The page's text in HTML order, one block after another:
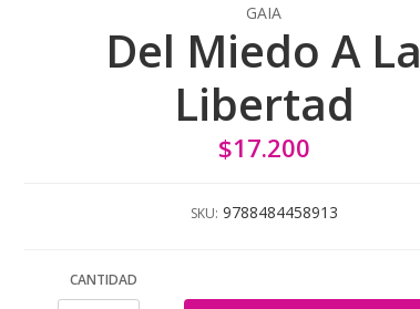
GAIA
Del Miedo A La
Libertad
$17.200
SKU: 9788484458913
CANTIDAD